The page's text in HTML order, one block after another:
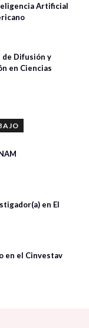
Artificial
de Difusión y
en Ciencias
en El
en el Cinvestav